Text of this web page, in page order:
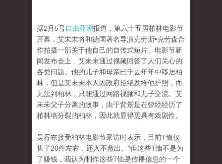
据2月5号自由亚洲报道，第六十五届柏林电影节
开幕，艾未未将和德国著名导演克劳斯•克劳森合
作拍摄一部关于他自己的自传式短片。电影节新
闻发布会上，艾未未通过视频回答了人们关心的
各类问题。他的儿子和母亲已于去年年中移居柏
林，但是艾未未本人因政府拒绝发给他护照，而
无法到柏林，只能通过网路视频和儿子交流。艾
未未父子分离的故事，由于背景是在曾经经历了
柏林墙分裂的柏林，因此就显得更具有戏剧性。
吴吞在接受柏林电影节采访时表示，目前T恤仅
售了20件左右，还入不敷出。“但这些T恤不是为
了赚钱，我认为制作这些T恤是传播信息的一个